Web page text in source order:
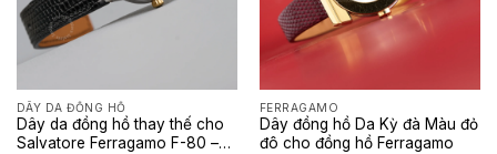
DÂY DA ĐỒNG HỒ
Dây da đồng hồ thay thế cho
Salvatore Ferragamo F-80 –
FERRAGAMO
Dây đồng hồ Da Kỳ đà Màu đỏ
đô cho đồng hồ Ferragamo